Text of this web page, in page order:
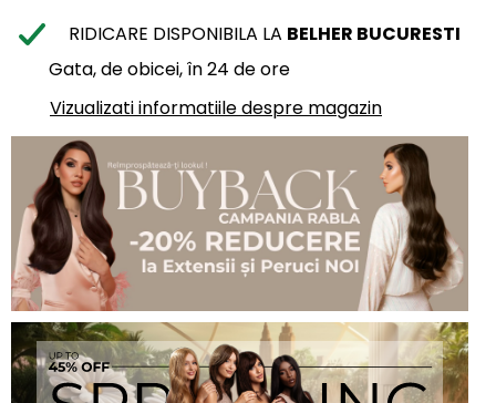
RIDICARE DISPONIBILA LA BELHER BUCURESTI
Gata, de obicei, în 24 de ore
Vizualizati informatiile despre magazin